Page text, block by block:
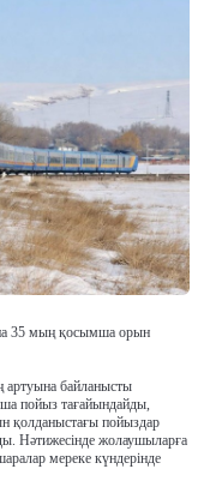
35 мың қосымша орын
байланысты
пойыз тағайындайды,
қолданыстағы пойыздар
Нәтижесінде жолаушыларға
мереке күндерінде